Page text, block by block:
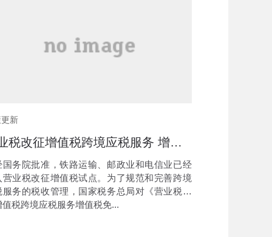
新
营业税改征增值税跨境应税服务 增值税免税管理办法（试行）
务院批准，铁路运输、邮政业和电信业已经
营业税改征增值税试点。为了规范和完善跨境
服务的税收管理，国家税务总局对《营业税改
值税跨境应税服务增值税免...